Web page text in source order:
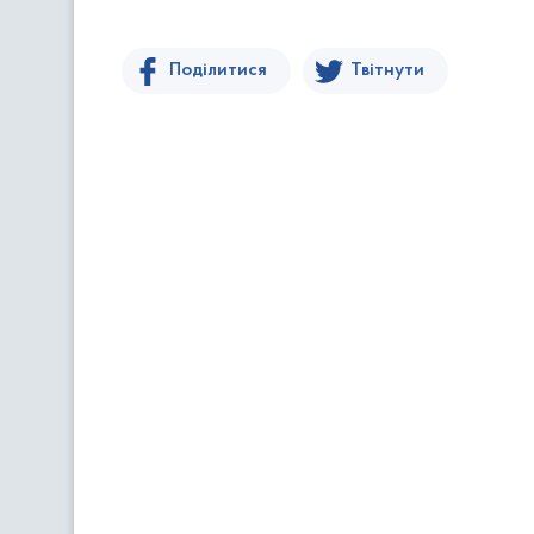
Поділитися Твітнути